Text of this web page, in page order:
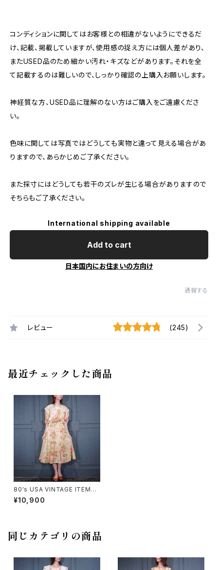
コンディションに関してはお客様との相違がないようにできるだ
け、記載、掲載していますが、使用感の捉え方には個人差があり、
またUSED品のため細かい汚れ・キズなどがあります。それを全
て記載するのは難しいので、しっかり確認の上購入お願いします。
神経質な方、USED品に理解のない方はご購入をご遠慮くださ
い。
色味に関しては写真ではどうしても実物と違って見える場合があ
りますので、あらかじめご了承ください。
また採寸にはどうしても若干のズレが生じる場合がありますので
そちらもご了承ください。
International shipping available
Add to cart
日本国内にお住まいの方向け
通報する
レビュー (245)
最近チェックした商品
80's USA VINTAGE ITEMS
FLOWER PATTERNED LACE
COLLAR DESIGN HALF SLE
¥10,900
同じカテゴリの商品